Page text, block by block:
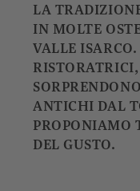
LA
IN MOLTE
VALLE
ANTICHI DAL
PROPONIAMO
DEL GUSTO.